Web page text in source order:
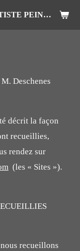
ROBERT M. DESCHENES - ARTISTE PEINTRE ANIMALIER
Deschenes
décrit la façon
recueillies,
rendez sur
(les « Sites »).
recueillons